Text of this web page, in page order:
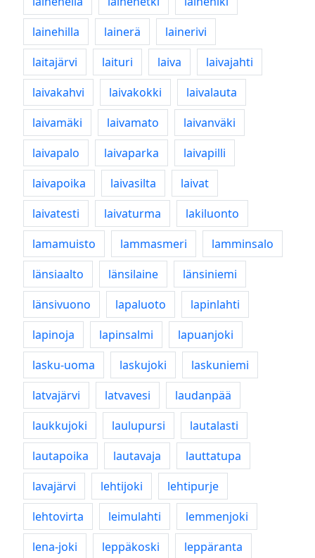
lainehilla
lainerä
lainerivi
laitajärvi
laituri laiva
laivajahti
laivakahvi
laivakokki
laivalauta
laivamäki
laivamato
laivanväki
laivapalo
laivaparka
laivapilli
laivapoika
laivasilta
laivat
laivatesti
laivaturma
lakiluonto
lamamuisto
lammasmeri
lamminsalo
länsiaalto
länsilaine
länsiniemi
länsivuono
lapaluoto
lapinlahti
lapinoja
lapinsalmi
lapuanjoki
lasku-uoma
laskujoki
laskuniemi
latvajärvi
latvavesi
laudanpää
laukkujoki
laulupursi
lautalasti
lautapoika
lautavaja
lauttatupa
lavajärvi
lehtijoki
lehtipurje
lehtovirta
leimulahti
lemmenjoki
lena-joki
leppäkoski leppäranta